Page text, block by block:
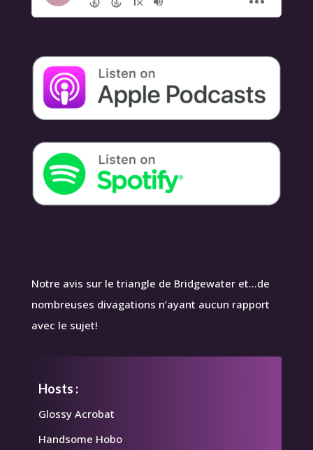
Notre avis sur le triangle de Bridgewater et…de
nombreuses divagations n’ayant aucun rapport
avec le sujet!
Hosts :
Glossy Acrobat
Handsome Hobo